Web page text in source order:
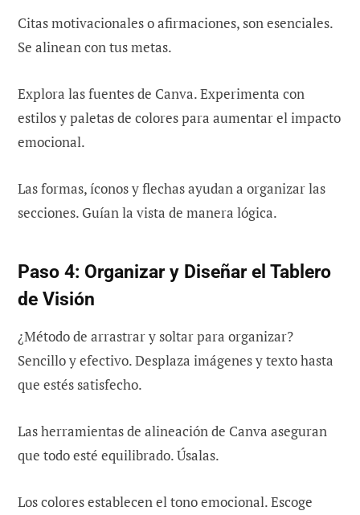
Citas motivacionales o afirmaciones, son esenciales.
Se alinean con tus metas.
Explora las fuentes de Canva. Experimenta con
estilos y paletas de colores para aumentar el impacto
emocional.
Las formas, íconos y flechas ayudan a organizar las
secciones. Guían la vista de manera lógica.
Paso 4: Organizar y Diseñar el Tablero
de Visión
¿Método de arrastrar y soltar para organizar?
Sencillo y efectivo. Desplaza imágenes y texto hasta
que estés satisfecho.
Las herramientas de alineación de Canva aseguran
que todo esté equilibrado. Úsalas.
Los colores establecen el tono emocional. Escoge